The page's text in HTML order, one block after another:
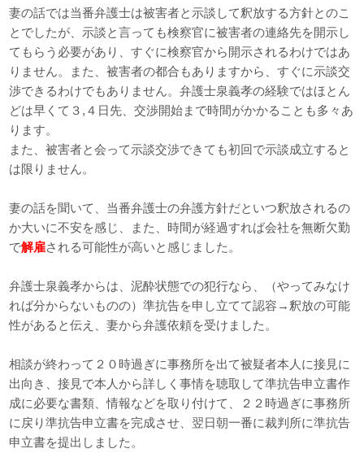
妻の話では当番弁護士は被害者と示談して釈放する方針とのこ
とでしたが、示談と言っても検察官に被害者の連絡先を開示し
てもらう必要があり、すぐに検察官から開示されるわけではあ
りません。また、被害者の都合もありますから、すぐに示談交
渉できるわけでもありません。弁護士泉義孝の経験ではほとん
どは早くて３,４日先、交渉開始まで時間がかかることも多々あ
ります。
また、被害者と会って示談交渉できても初回で示談成立すると
は限りません。
妻の話を聞いて、当番弁護士の弁護方針だといつ釈放されるの
か大いに不安を感じ、また、時間が経過すれば会社を無断欠勤
で解雇される可能性が高いと感じました。
弁護士泉義孝からは、泥酔状態での犯行なら、（やってみなけ
れば分からないものの）準抗告を申し立てて認容→釈放の可能
性があると伝え、妻から弁護依頼を受けました。
相談が終わって２０時過ぎに事務所を出て被疑者本人に接見に
出向き、接見で本人から詳しく事情を聴取して準抗告申立書作
成に必要な書類、情報などを取り付けて、２２時過ぎに事務所
に戻り準抗告申立書を完成させ、翌日朝一番に裁判所に準抗告
申立書を提出しました。